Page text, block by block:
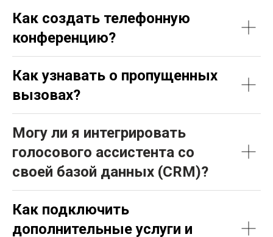
Как создать телефонную
конференцию?
Как узнавать о пропущенных
вызовах?
Могу ли я интегрировать
голосового ассистента со
своей базой данных (CRM)?
Как подключить
дополнительные услуги и